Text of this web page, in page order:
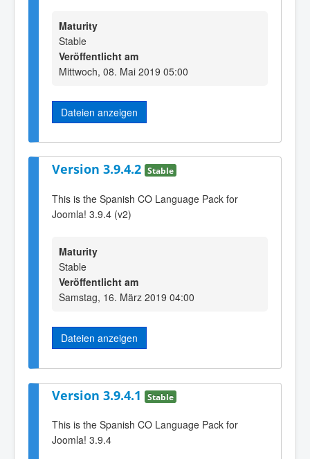
Maturity
Stable
Veröffentlicht am
Mittwoch, 08. Mai 2019 05:00
Dateien anzeigen
Version 3.9.4.2 Stable
This is the Spanish CO Language Pack for
Joomla! 3.9.4 (v2)
Maturity
Stable
Veröffentlicht am
Samstag, 16. März 2019 04:00
Dateien anzeigen
Version 3.9.4.1 Stable
This is the Spanish CO Language Pack for
Joomla! 3.9.4